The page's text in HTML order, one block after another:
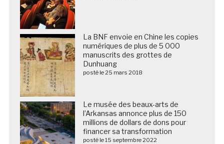
La BNF envoie en Chine les copies
numériques de plus de 5 000
manuscrits des grottes de
Dunhuang
posté le 25 mars 2018
Le musée des beaux-arts de
l’Arkansas annonce plus de 150
millions de dollars de dons pour
financer sa transformation
posté le 15 septembre 2022